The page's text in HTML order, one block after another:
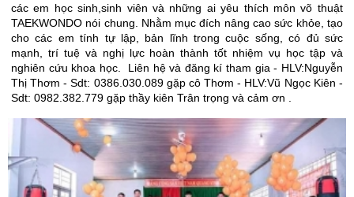
các em học sinh,sinh viên và những ai yêu thích môn võ thuật
TAEKWONDO nói chung. Nhằm mục đích nâng cao sức khỏe, tạo
cho các em tính tự lập, bản lĩnh trong cuộc sống, có đủ sức
mạnh, trí tuệ và nghị lực hoàn thành tốt nhiệm vụ học tập và
nghiên cứu khoa học. Liên hệ và đăng kí tham gia - HLV:Nguyễn
Thị Thơm - Sdt: 0386.030.089 gặp cô Thơm - HLV:Vũ Ngọc Kiên -
Sdt: 0982.382.779 gặp thầy kiên Trân trọng và cảm ơn .